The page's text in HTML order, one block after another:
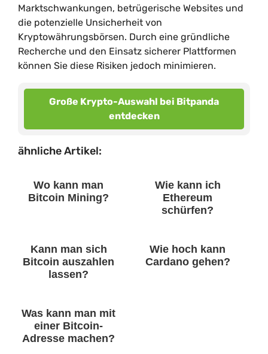
Marktschwankungen, betrügerische Websites und
die potenzielle Unsicherheit von
Kryptowährungsbörsen. Durch eine gründliche
Recherche und den Einsatz sicherer Plattformen
können Sie diese Risiken jedoch minimieren.
Große Krypto-Auswahl bei Bitpanda
entdecken
ähnliche Artikel:
Wo kann man
Bitcoin Mining?
Wie kann ich
Ethereum
schürfen?
Kann man sich
Bitcoin auszahlen
lassen?
Wie hoch kann
Cardano gehen?
Was kann man mit
einer Bitcoin-
Adresse machen?